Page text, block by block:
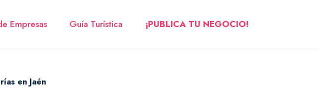
Empresas Guía Turística ¡PUBLICA TU NEGOCIO!
en Jaén